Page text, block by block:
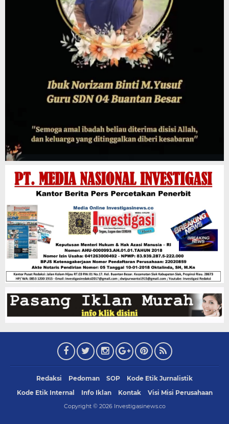
Redaksi Pedoman SOP
Kode Etik Jurnalistik
Kode Etik Internal
Info Iklan Kontak Visi Misi Perusahaan
Copyright © 2026 Investigasinews.co